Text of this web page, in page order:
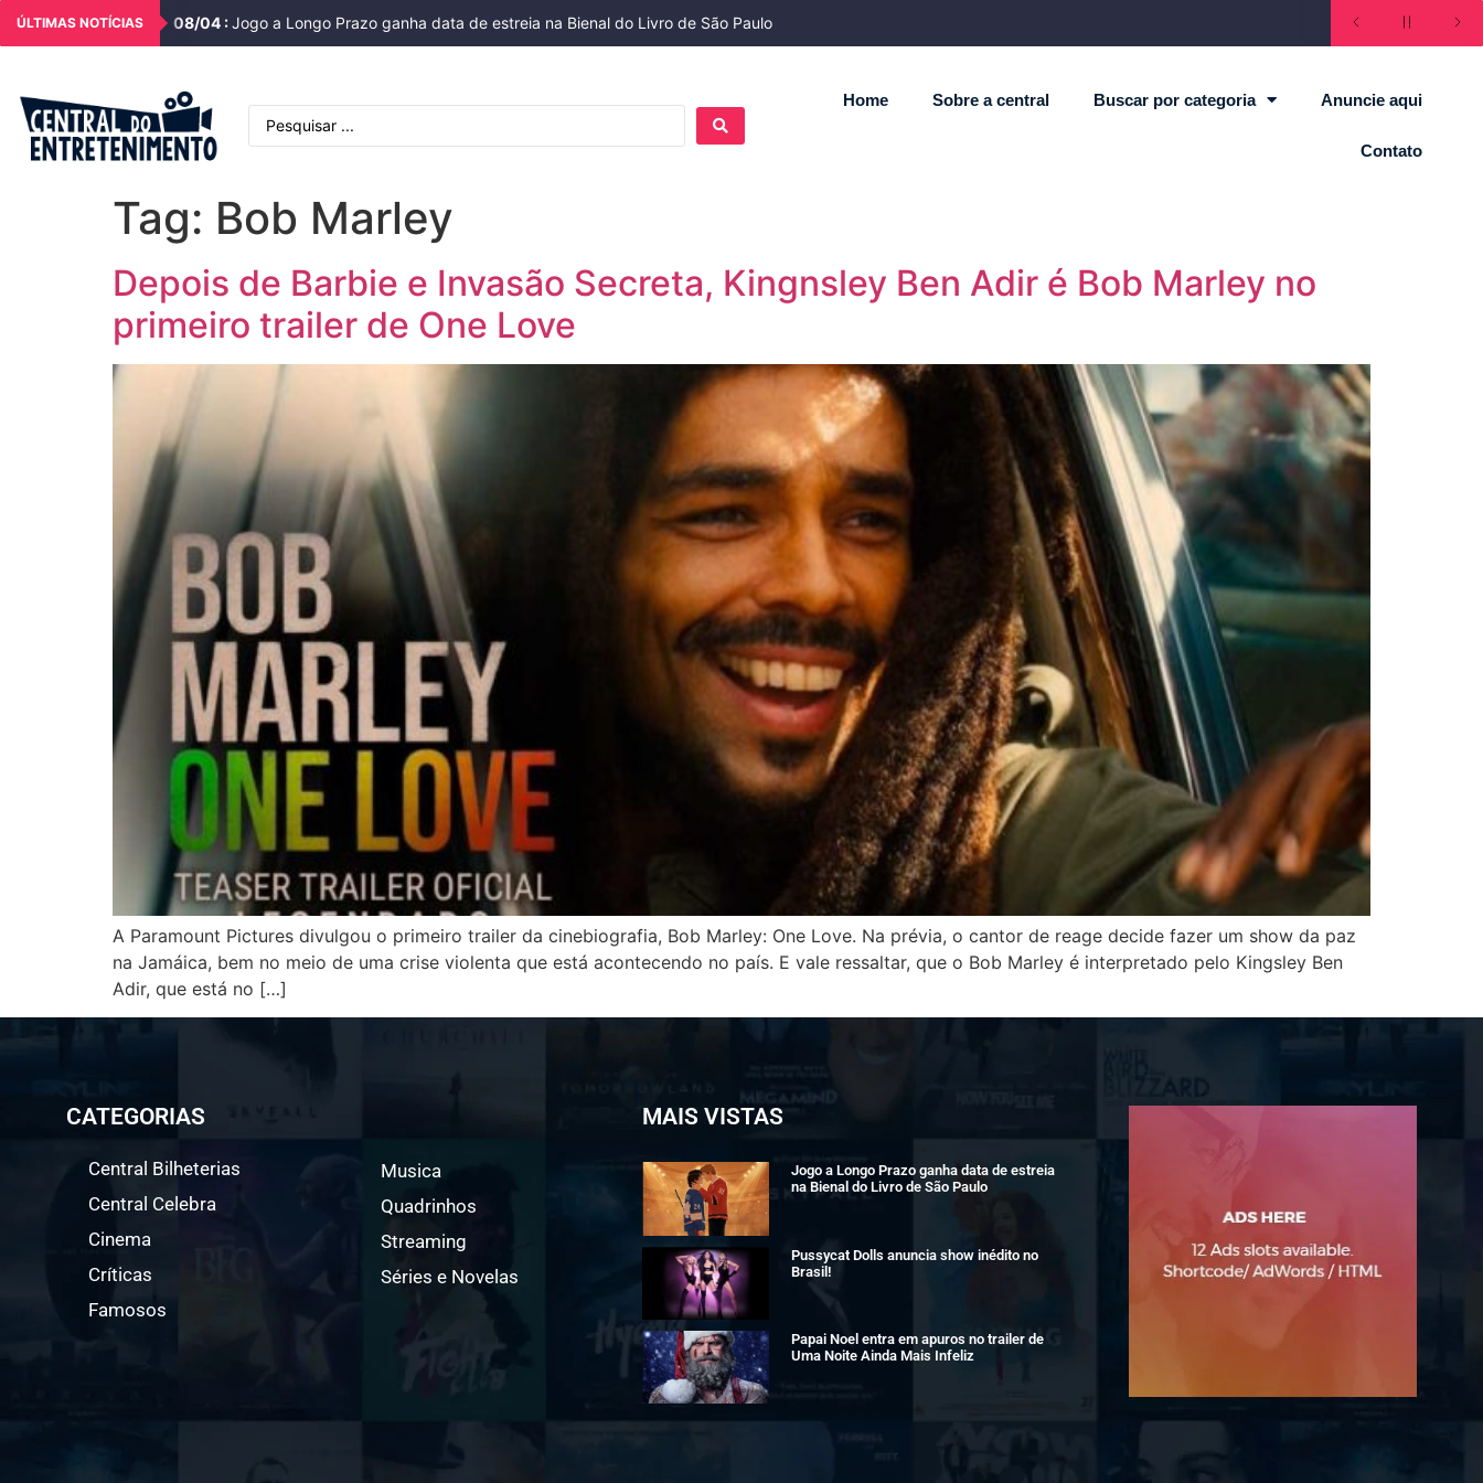
ÚLTIMAS NOTÍCIAS 08/04 :Jogo a Longo Prazo ganha data de estreia na Bienal do Livro de São Paulo
Home Sobre a central Buscar por categoria Anuncie aqui
Contato
Tag: Bob Marley
Depois de Barbie e Invasão Secreta, Kingnsley Ben Adir é Bob Marley no
primeiro trailer de One Love
A Paramount Pictures divulgou o primeiro trailer da cinebiografia, Bob Marley: One Love. Na prévia, o cantor de reage decide fazer um show da paz
na Jamáica, bem no meio de uma crise violenta que está acontecendo no país. E vale ressaltar, que o Bob Marley é interpretado pelo Kingsley Ben
Adir, que está no […]
CATEGORIAS
Central Bilheterias
Central Celebra
Cinema
Críticas
Famosos
Musica
Quadrinhos
Streaming
Séries e Novelas
MAIS VISTAS
Jogo a Longo Prazo ganha data de estreia
na Bienal do Livro de São Paulo
Pussycat Dolls anuncia show inédito no
Brasil!
Papai Noel entra em apuros no trailer de
Uma Noite Ainda Mais Infeliz